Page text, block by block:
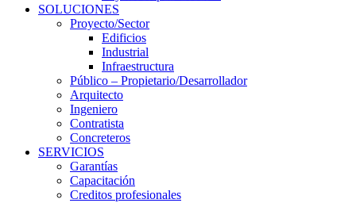
SOLUCIONES
Proyecto/Sector
Edificios
Industrial
Infraestructura
Público – Propietario/Desarrollador
Arquitecto
Ingeniero
Contratista
Concreteros
SERVICIOS
Garantías
Capacitación
Creditos profesionales